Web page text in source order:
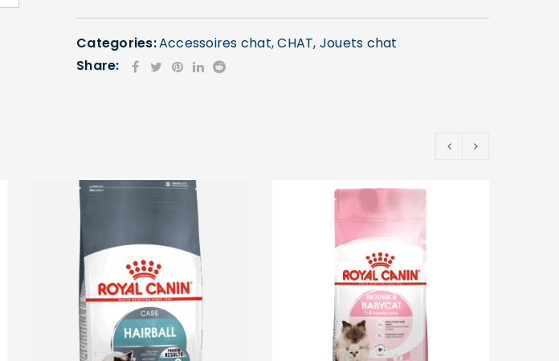
Se souvenir de moi
Categories:Accessoires chat,CHAT, Jouets chat
Share: